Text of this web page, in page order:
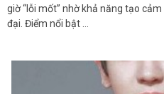
giờ “lỗi mốt” nhờ khả năng tạo
đại. Điểm nổi bật …